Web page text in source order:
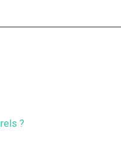
?